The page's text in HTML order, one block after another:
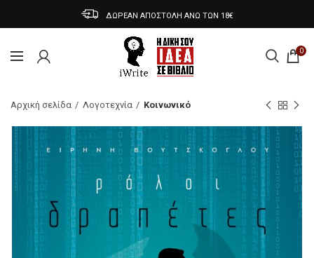
ΔΩΡΕΑΝ ΑΠΟΣΤΟΛΗ ΑΝΩ ΤΩΝ 18€
0
Αρχική σελίδα Λογοτεχνία Κοινωνικό